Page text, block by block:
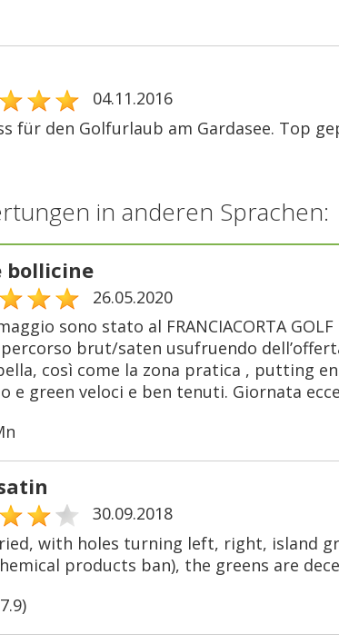
04.11.2016
für den Golfurlaub am Gardasee. Top
in anderen Sprachen:
bollicine
26.05.2020
sono stato al FRANCIACORTA
brut/saten usufruendo
così come la zona pratica , putting
e green veloci e ben tenuti. Giornata
30.09.2018
with holes turning left, right, island
products ban), the greens are